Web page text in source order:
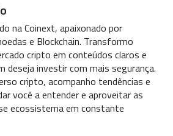
na Coinext, apaixonado por
e Blockchain. Transformo
cripto em conteúdos claros e
deseja investir com mais segurança.
cripto, acompanho tendências e
você a entender e aproveitar as
ecossistema em constante